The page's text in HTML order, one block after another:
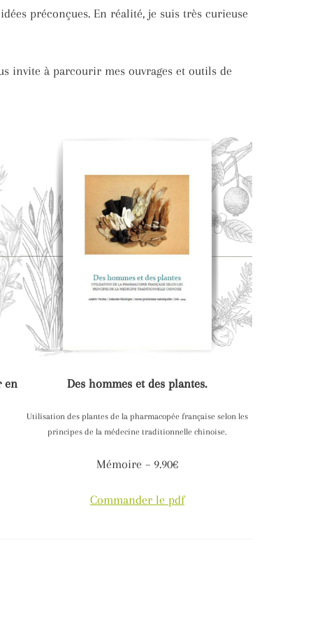
préconçues. En réalité, je suis très curieuse
invite à parcourir mes ouvrages et outils de
en Des hommes et des plantes.
Utilisation des plantes de la pharmacopée française selon les
principes de la médecine traditionnelle chinoise.
Mémoire – 9.90€
Commander le pdf